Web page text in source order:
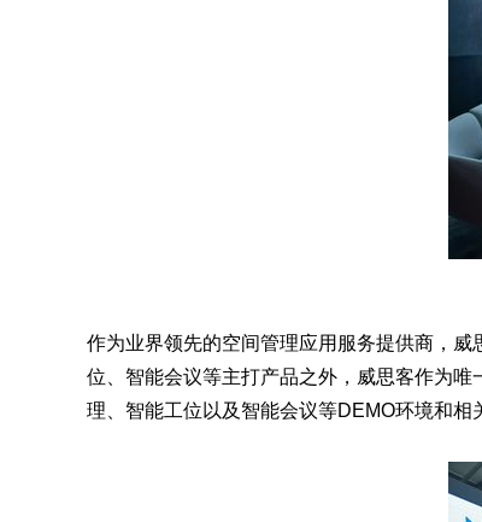
作为业界领先的空间管理应用服务提供商，
位、智能会议等主打产品之外，威思客作为
理、智能工位以及智能会议等DEMO环境和相